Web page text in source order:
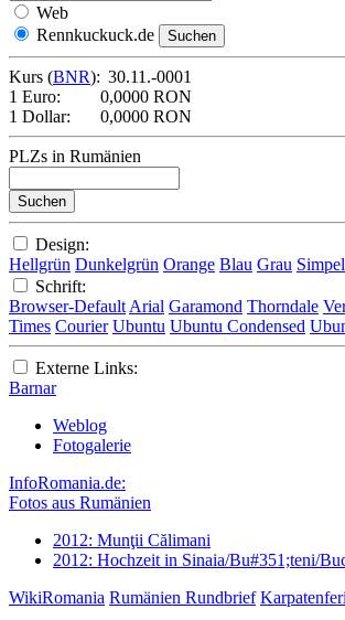
Web
Rennkuckuck.de
Kurs (BNR): 30.11.-0001
1 Euro:
0,0000 RON
1 Dollar:
0,0000 RON
PLZs in Rumänien
Design:
Hellgrün Dunkelgrün Orange Blau Grau Simpel
Schrift:
Browser-Default Arial Garamond Thorndale
Times Courier Ubuntu Ubuntu Condensed
Externe Links:
Barnar
Weblog
Fotogalerie
InfoRomania.de:
Fotos aus Rumänien
2012: Munţii Călimani
2012: Hochzeit in Sinaia/Bu#351;teni/
WikiRomania Rumänien Rundbrief